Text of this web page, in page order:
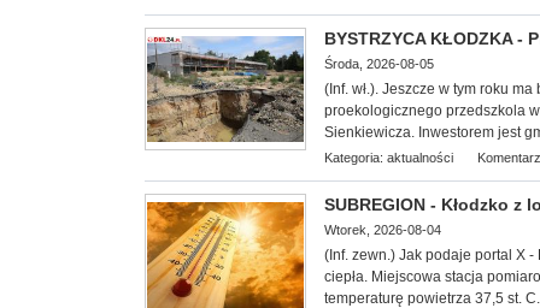
BYSTRZYCA KŁODZKA -
Środa, 2026-08-05
(Inf. wł.). Jeszcze w tym roku ma
proekologicznego przedszkola
Sienkiewicza. Inwestorem jest
Kategoria: aktualności
SUBREGION - Kłodzko z
Wtorek, 2026-08-04
(Inf. zewn.) Jak podaje portal X -
ciepła. Miejscowa stacja
temperaturę powietrza 37,5 st.